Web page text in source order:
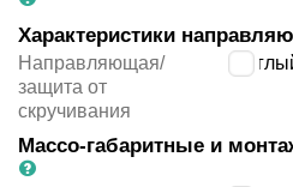
Характеристики
Направляющая/
защита от
скручивания
Массо-габаритные и